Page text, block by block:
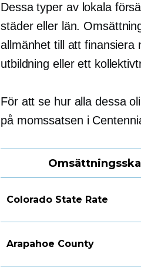
Dessa typer av lokala
städer eller län.
allmänhet till att finansiera
utbildning eller ett
För att se hur alla dessa
på momssatsen i
Colorado State Rate
Arapahoe County